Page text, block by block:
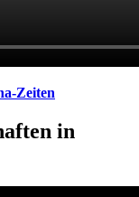
Zeiten
in